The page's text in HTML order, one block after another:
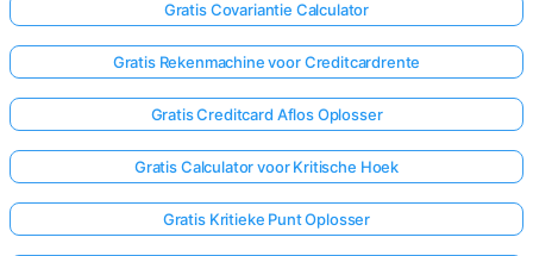
Gratis Covariantie Calculator
Gratis Rekenmachine voor Creditcardrente
Gratis Creditcard Aflos Oplosser
Gratis Calculator voor Kritische Hoek
Gratis Kritieke Punt Oplosser